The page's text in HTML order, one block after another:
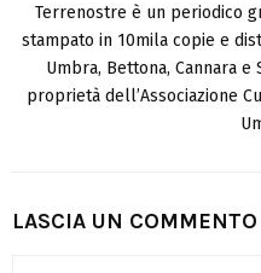
Terrenostre è un periodico
stampato in 10mila copie e
Umbra, Bettona, Cannara
proprietà dell’Associazione
LASCIA UN COMMENTO